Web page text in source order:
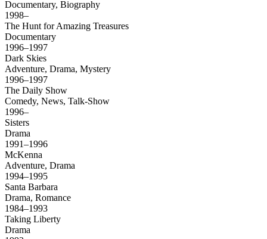
Documentary, Biography
1998–
The Hunt for Amazing Treasures
Documentary
1996–1997
Dark Skies
Adventure, Drama, Mystery
1996–1997
The Daily Show
Comedy, News, Talk-Show
1996–
Sisters
Drama
1991–1996
McKenna
Adventure, Drama
1994–1995
Santa Barbara
Drama, Romance
1984–1993
Taking Liberty
Drama